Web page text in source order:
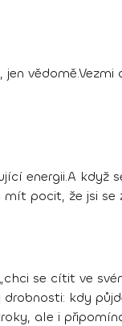
energii.A když
pocit, že jsi se
se cítit ve
kdy
ale i